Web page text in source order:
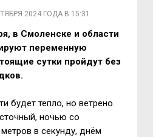
2024 ГОДА В 15:31
в Смоленске и области
переменную
сутки пройдут без
будет тепло, но ветрено.
ночью со
в секунду, днём